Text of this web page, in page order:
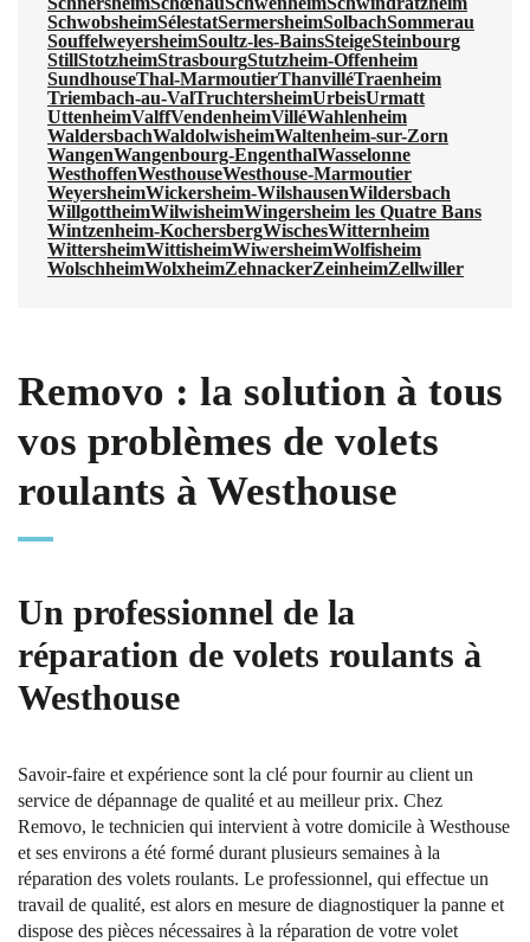
SchwobsheimSélestatSermersheimSolbachSommerau
SouffelweyersheimSoultz-les-BainsSteigeSteinbourg
StillStotzheimStrasbourgStutzheim-Offenheim
SundhouseThal-MarmoutierThanvilléTraenheim
Triembach-au-ValTruchtersheimUrbeisUrmatt
UttenheimValffVendenheimVilléWahlenheim
WaldersbachWaldolwisheimWaltenheim-sur-Zorn
WangenWangenbourg-EngenthalWasselonne
WesthoffenWesthouseWesthouse-Marmoutier
WeyersheimWickersheim-WilshausenWildersbach
WillgottheimWilwisheimWingersheim les Quatre Bans
Wintzenheim-KochersbergWischesWitternheim
WittersheimWittisheimWiwersheimWolfisheim
WolschheimWolxheimZehnackerZeinheimZellwiller
Removo : la solution à tous
vos problèmes de volets
roulants à Westhouse
Un professionnel de la
réparation de volets roulants à
Westhouse
Savoir-faire et expérience sont la clé pour fournir au client un
service de dépannage de qualité et au meilleur prix. Chez
Removo, le technicien qui intervient à votre domicile à Westhouse
et ses environs a été formé durant plusieurs semaines à la
réparation des volets roulants. Le professionnel, qui effectue un
travail de qualité, est alors en mesure de diagnostiquer la panne et
dispose des pièces nécessaires à la réparation de votre volet